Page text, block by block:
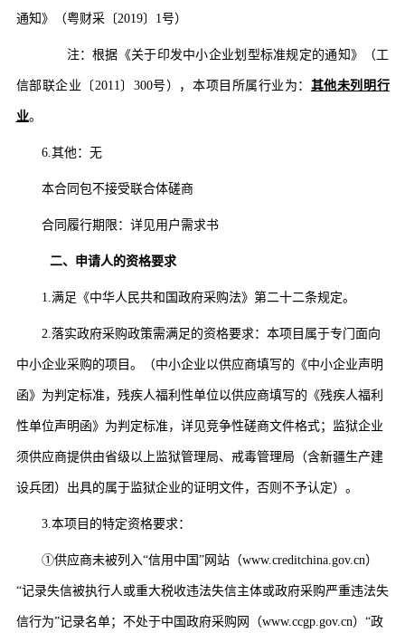
通知》（粤财采〔2019〕1号）
注：根据《关于印发中小企业划型标准规定的通知》（工
信部联企业 〔2011〕300号） ，本项 目 所属行业为： 其他未列明行
业。
6. 其他：无
本合同包不接受联合体磋商
合同履行期限：详见用户需求书
二、申请人的资格要求
1 满足《中华人民共和国政府采购法》第二十二条规定。
2 落实政府采购政策需满足的资格要求： 本项目属于专门面向
中小企业采购的项目。（中小企业以供应商填写的《中小企业声明
函》为判定标准，残疾人福利性单位以供应商填写的《残疾人福利
性单位声明函》为判定标准，详见竞争性磋商文件格式；监狱企业
须供应商提供由省级以上监狱管理局、戒毒管理局（含新疆生产建
设兵团）出具的属于监狱企业的证明文件，否则不予认定）。
3. 本项目的特定资格要求：
①供应商未被列入“信用中国”网站（www.creditchina.gov.cn）
“记录失信被执行人或重大税收违法失信主体或政府采购严重违法失
信行为”记录名单；不处于中国政府采购网（www.ccgp.gov.cn）“政